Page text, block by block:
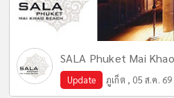
SALA Phuket Mai
Update ภูเก็ต , 05 ส.ค. 69